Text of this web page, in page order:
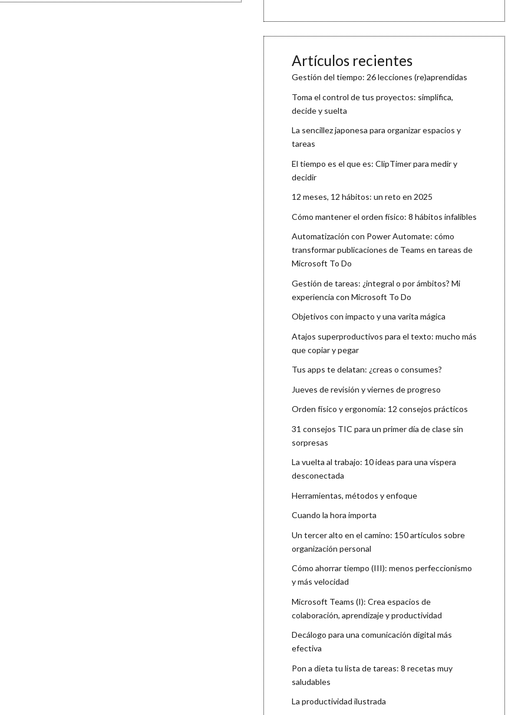
Artículos recientes
Gestión del tiempo: 26 lecciones (re)aprendidas
Toma el control de tus proyectos: simplifica,
decide y suelta
La sencillez japonesa para organizar espacios y
tareas
El tiempo es el que es: ClipTimer para medir y
decidir
12 meses, 12 hábitos: un reto en 2025
Cómo mantener el orden físico: 8 hábitos infalibles
Automatización con Power Automate: cómo
transformar publicaciones de Teams en tareas de
Microsoft To Do
Gestión de tareas: ¿integral o por ámbitos? Mi
experiencia con Microsoft To Do
Objetivos con impacto y una varita mágica
Atajos superproductivos para el texto: mucho más
que copiar y pegar
Tus apps te delatan: ¿creas o consumes?
Jueves de revisión y viernes de progreso
Orden físico y ergonomía: 12 consejos prácticos
31 consejos TIC para un primer día de clase sin
sorpresas
La vuelta al trabajo: 10 ideas para una víspera
desconectada
Herramientas, métodos y enfoque
Cuando la hora importa
Un tercer alto en el camino: 150 artículos sobre
organización personal
Cómo ahorrar tiempo (III): menos perfeccionismo
y más velocidad
Microsoft Teams (I): Crea espacios de
colaboración, aprendizaje y productividad
Decálogo para una comunicación digital más
efectiva
Pon a dieta tu lista de tareas: 8 recetas muy
saludables
La productividad ilustrada